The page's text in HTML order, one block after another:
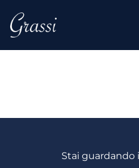
Stai guardando